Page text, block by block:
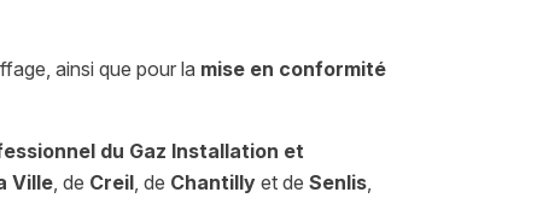
ainsi que pour la mise en conformité
du Gaz Installation et
Ville , de Creil , de Chantilly et deSenlis